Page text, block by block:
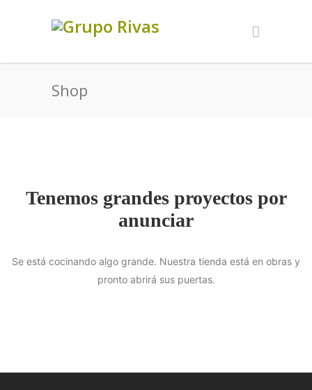
Shop
Tenemos grandes proyectos por
anunciar
Se está cocinando algo grande. Nuestra tienda está en obras y
pronto abrirá sus puertas.